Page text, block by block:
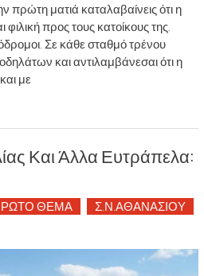
ματιά καταλαβαίνεις ότι η
προς τους κατοίκους της.
Σε κάθε σταθμό τρένου
και αντιλαμβάνεσαι ότι η
με
Και Άλλα Ευτράπελα:
ΘΕΜΑ Σ.Ν.ΑΘΑΝΑΣΙΟΥ